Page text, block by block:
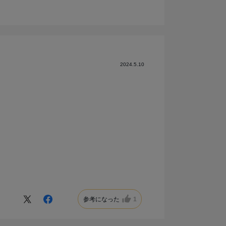
2024.5.10
参考になった 1